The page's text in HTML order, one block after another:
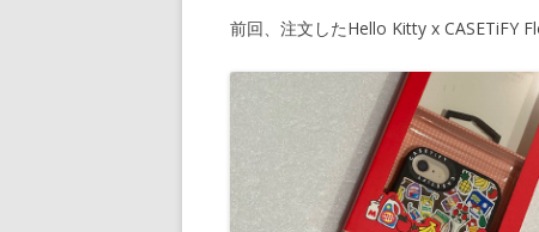
前回、注文したHello Kitty x CASETiFY